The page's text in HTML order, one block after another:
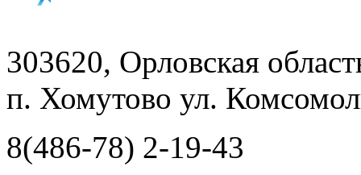
303620, Орловская
п. Хомутово ул.
8(486-78) 2-19-43